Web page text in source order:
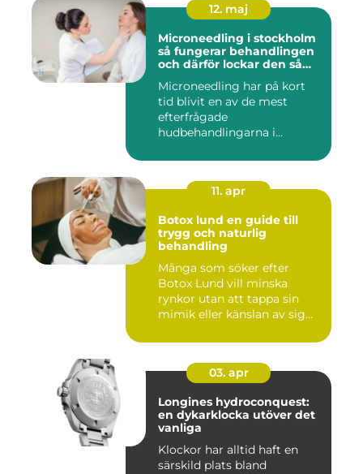
12. maj
Microneedling i stockholm
så fungerar behandlingen
och därför lockar den så
Microneedling har på kort
tid blivit en av de mest
efterfrågade
hudbehandlingarna i
11. apr
Botox lund en guide till
trygg och naturlig
behandling
Många som söker efter
Botox Lund vill minska
rynkor utan att tappa sin
mimik eller känslan av sig
03. apr
Longines hydroconquest:
en dykarklocka utöver det
vanliga
Klockor har alltid haft en
särskild plats bland